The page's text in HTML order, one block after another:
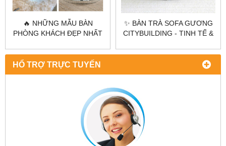
HỔ TRỢ TRỰC TUYẾN
🔥 NHỮNG MẪU BÀN
PHÒNG KHÁCH ĐẸP NHẤT
✨ BÀN TRÀ SOFA GƯƠNG
CITYBUILDING - TINH TẾ &